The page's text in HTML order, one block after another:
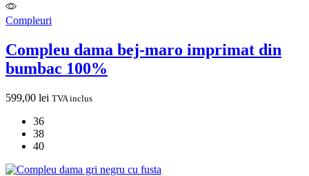
Compleuri
Compleu dama bej-maro imprimat din
bumbac 100%
599,00 lei TVA inclus
36
38
40